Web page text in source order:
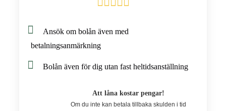
Ansök om bolån även med
betalningsanmärkning
Bolån även för dig utan fast heltidsanställning
Att låna kostar pengar!
Om du inte kan betala tillbaka skulden i tid